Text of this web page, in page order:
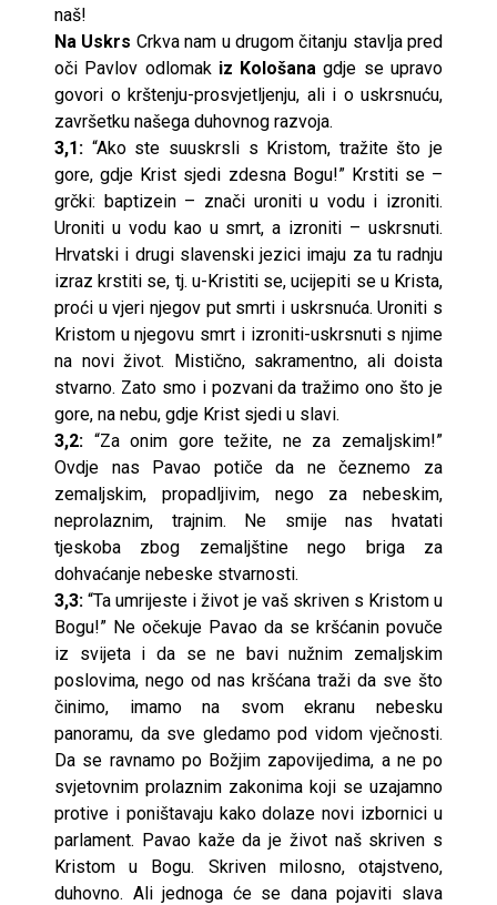
naš!
Na Uskrs Crkva nam u drugom čitanju stavlja pred
oči Pavlov odlomak iz Kološana gdje se upravo
govori o krštenju-prosvjetljenju, ali i o uskrsnuću,
završetku našega duhovnog razvoja.
3,1: “Ako ste suuskrsli s Kristom, tražite što je
gore, gdje Krist sjedi zdesna Bogu!” Krstiti se –
grčki: baptizein – znači uroniti u vodu i izroniti.
Uroniti u vodu kao u smrt, a izroniti – uskrsnuti.
Hrvatski i drugi slavenski jezici imaju za tu radnju
izraz krstiti se, tj. u-Kristiti se, ucijepiti se u Krista,
proći u vjeri njegov put smrti i uskrsnuća. Uroniti s
Kristom u njegovu smrt i izroniti-uskrsnuti s njime
na novi život. Mistično, sakramentno, ali doista
stvarno. Zato smo i pozvani da tražimo ono što je
gore, na nebu, gdje Krist sjedi u slavi.
3,2: “Za onim gore težite, ne za zemaljskim!”
Ovdje nas Pavao potiče da ne čeznemo za
zemaljskim, propadljivim, nego za nebeskim,
neprolaznim, trajnim. Ne smije nas hvatati
tjeskoba zbog zemaljštine nego briga za
dohvaćanje nebeske stvarnosti.
3,3: “Ta umrijeste i život je vaš skriven s Kristom u
Bogu!” Ne očekuje Pavao da se kršćanin povuče
iz svijeta i da se ne bavi nužnim zemaljskim
poslovima, nego od nas kršćana traži da sve što
činimo, imamo na svom ekranu nebesku
panoramu, da sve gledamo pod vidom vječnosti.
Da se ravnamo po Božjim zapovijedima, a ne po
svjetovnim prolaznim zakonima koji se uzajamno
protive i poništavaju kako dolaze novi izbornici u
parlament. Pavao kaže da je život naš skriven s
Kristom u Bogu. Skriven milosno, otajstveno,
duhovno. Ali jednoga će se dana pojaviti slava